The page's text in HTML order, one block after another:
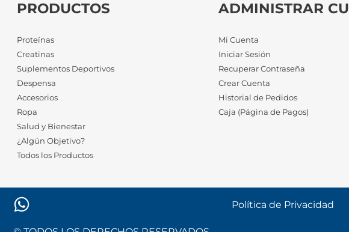
PRODUCTOS
Proteínas
Creatinas
Suplementos Deportivos
Despensa
Accesorios
Ropa
Salud y Bienestar
¿Algún Objetivo?
Todos los Productos
ADMINISTRAR
Mi Cuenta
Iniciar Sesión
Recuperar Contraseña
Crear Cuenta
Historial de Pedidos
Caja (Página de Pagos)
Política de Privacidad